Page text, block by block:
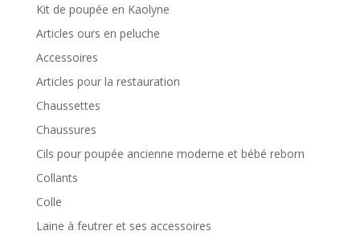
Kit de poupée en Kaolyne
Articles ours en peluche
Accessoires
Articles pour la restauration
Chaussettes
Chaussures
Cils pour poupée ancienne moderne et bébé reborn
Collants
Colle
Laine à feutrer et ses accessoires